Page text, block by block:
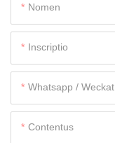
Nomen
Inscriptio
Whatsapp / Weckat
Contentus